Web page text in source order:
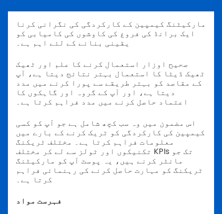
مارکیٹنگ کیمپین کے کارکردگی کی نگرانی کرنا
ایک برانڈ کی فروغ کی کاوشوں کی کامیابی کو
یقینی بنانے کے لئے اہم ہے۔
صحیح اوزار استعمال کرنے کا علم اور ٹھیک
ٹھیک ڈیٹا کا استعمال بہتر نتائج دیتا ہے، آپ
کے مقاصد کو بہتر طریقے سے پورا کرنے میں مدد
دیتا ہے، اور آپ کے گروہ اور گاہکوں کا
اعتماد حاصل کرنے میں مدد فراہم کرتا ہے۔
اس مضمون میں وہ سب کچھ شامل ہے جو آپ کو کسی
کیمپین کی کارکردگی کو ٹریک کرنے کے بارے میں
معلومات فراہم کرتا ہے۔ مختلف ٹریکنگ
تکنیکوں اور ٹولز سے لے کر مختلف KPIs تک جو
مانٹر کرنے ہیں، یہ پوسٹ آپ کو مارکیٹنگ
ٹریکنگ کو مہارت حاصل کرنے کی رہنمائی فراہم
کرتا ہے۔
فہرست مواد